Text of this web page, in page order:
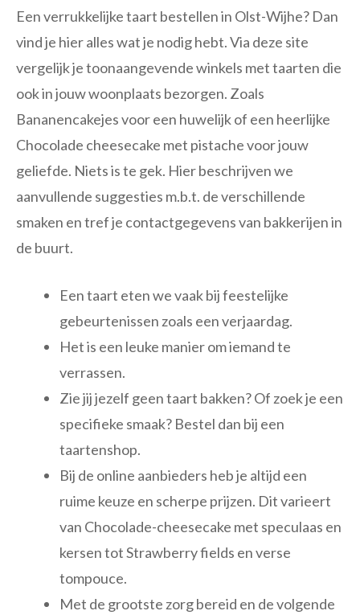
Een verrukkelijke taart bestellen in Olst-Wijhe? Dan
vind je hier alles wat je nodig hebt. Via deze site
vergelijk je toonaangevende winkels met taarten die
ook in jouw woonplaats bezorgen. Zoals
Bananencakejes voor een huwelijk of een heerlijke
Chocolade cheesecake met pistache voor jouw
geliefde. Niets is te gek. Hier beschrijven we
aanvullende suggesties m.b.t. de verschillende
smaken en tref je contactgegevens van bakkerijen in
de buurt.
Een taart eten we vaak bij feestelijke
gebeurtenissen zoals een verjaardag.
Het is een leuke manier om iemand te
verrassen.
Zie jij jezelf geen taart bakken? Of zoek je een
specifieke smaak? Bestel dan bij een
taartenshop.
Bij de online aanbieders heb je altijd een
ruime keuze en scherpe prijzen. Dit varieert
van Chocolade-cheesecake met speculaas en
kersen tot Strawberry fields en verse
tompouce.
Met de grootste zorg bereid en de volgende